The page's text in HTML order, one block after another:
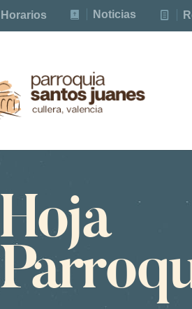
Horarios Noticias
Hoja